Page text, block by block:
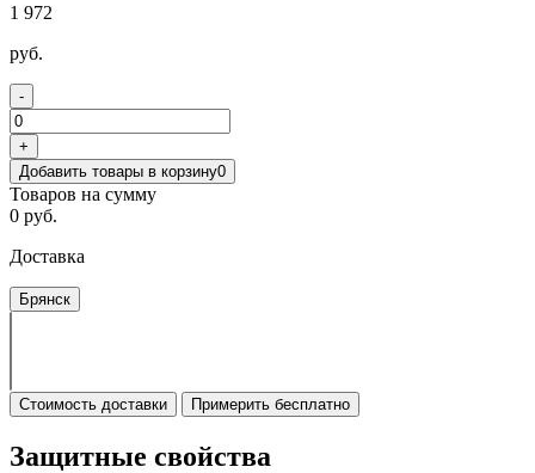
1 972
руб.
-
+
Добавить товары в корзину0
Товаров на сумму
0 руб.
Доставка
Брянск
Стоимость доставки Примерить бесплатно
Защитные свойства